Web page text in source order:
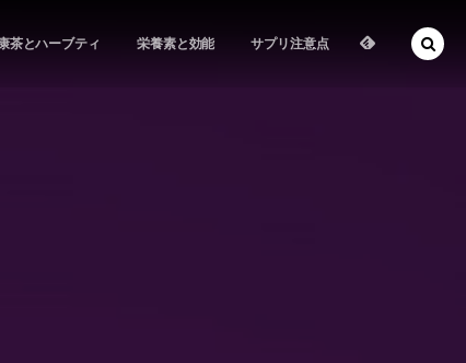
茶とハーブティ 栄養素と効能 サプリ注意点